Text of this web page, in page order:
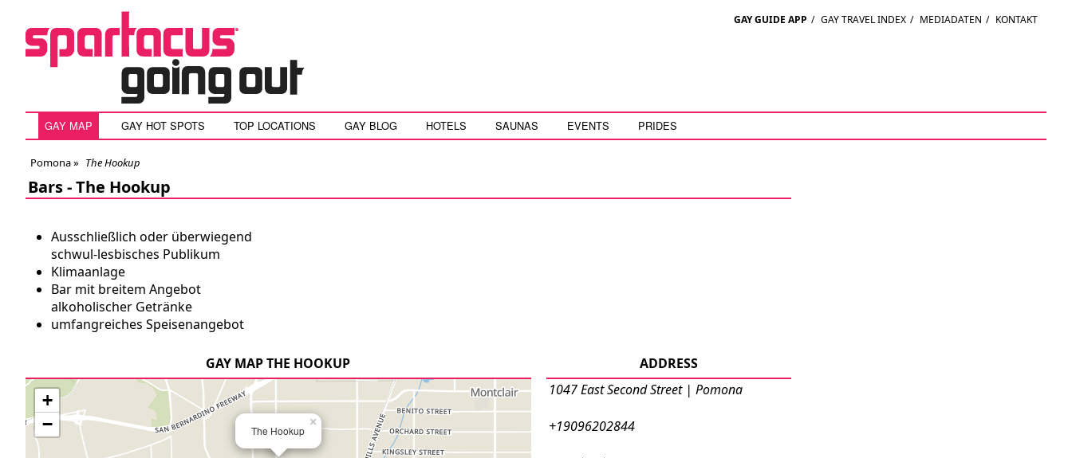
GAY GUIDE APP / GAY TRAVEL INDEX / MEDIADATEN / KONTAKT
GAY MAP GAY HOT SPOTS TOP LOCATIONS GAY BLOG HOTELS SAUNAS EVENTS PRIDES
Pomona» The Hookup
Bars -The Hookup
Ausschließlich oder überwiegend
schwul-lesbisches Publikum
Klimaanlage
Bar mit breitem Angebot
alkoholischer Getränke
umfangreiches Speisenangebot
ADDRESS
1047 East Second Street | Pomona
+19096202844
GAY MAP THE HOOKUP
The Hookup
×
+
−